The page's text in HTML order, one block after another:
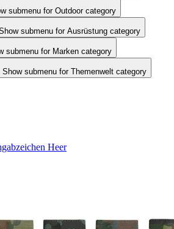
submenu for Outdoor category
submenu for Ausrüstung category
submenu for Marken category
Show submenu for Themenwelt category
Heer